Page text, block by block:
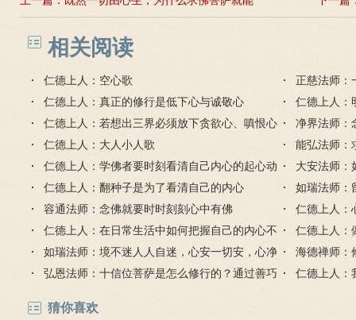
相关阅读
仁德上人：空心歌
正慈法师：
仁德上人：真正的修行是低下心与诚敬心
仁德上人：
物
仁德上人：若想出三界必须放下贪欲心、嗔恨心
与愚痴的心
净界法师：
仁德上人：大人小人歌
能弘法师：
必应？
仁德上人：学佛者要时刻看清自己内心的起心动
念
大安法师：
仁德上人：翻种子是为了看清自己的内心
如瑞法师：
感动
容通法师：念佛就要时时刻刻心中有佛
仁德上人：
仁德上人：在日常生活中如何把握自己的内心不
出差错呢？
仁德上人：
悔无遗憾
如瑞法师：境不迷人人自迷，心安一切安，心净
一切净
海德禅师：
足，立稳脚
弘恩法师：十信位菩萨是怎么修行的？通过善巧
仁德上人：
猜你喜欢